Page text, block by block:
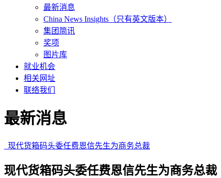
最新消息
China News Insights（只有英文版本）
集团简讯
奖项
图片库
就业机会
相关网址
联络我们
最新消息
现代货箱码头委任费恩信先生为商务总裁
现代货箱码头委任费恩信先生为商务总裁